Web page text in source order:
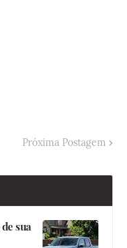
Próxima Postagem
sua